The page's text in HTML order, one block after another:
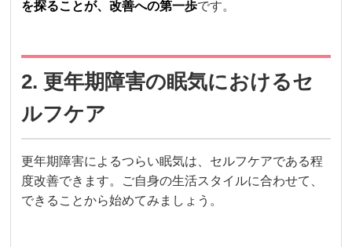
を探ることが、改善への第一歩です。
2. 更年期障害の眠気におけるセ
ルフケア
更年期障害によるつらい眠気は、セルフケアである程
度改善できます。ご自身の生活スタイルに合わせて、
できることから始めてみましょう。